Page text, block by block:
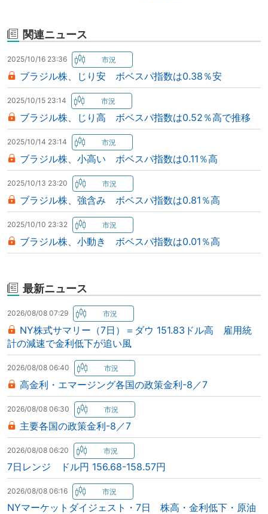
関連ニュース
2025/10/16 23:36
ブラジル株、じり安 ボベスパ指数は0.38％安
2025/10/15 23:14
ブラジル株、じり高 ボベスパ指数は0.52％高で推移
2025/10/14 23:14
ブラジル株、小高い ボベスパ指数は0.11％高
2025/10/13 23:20
ブラジル株、強含み ボベスパ指数は0.81％高
2025/10/10 23:32
ブラジル株、小動き ボベスパ指数は0.01％高
最新ニュース
2026/08/08 07:29
NY株式サマリー（7日）＝ダウ 151.83ドル高 雇用統
計の減速で金利低下が追い風
2026/08/08 06:40
高金利・エマージング各国の政策金利-8／7
2026/08/08 06:30
主要各国の政策金利-8／7
2026/08/08 06:20
7日レンジ ドル円 156.68-158.57円
2026/08/08 06:16
NYマーケットダイジェスト・7日 株高・金利低下・原油